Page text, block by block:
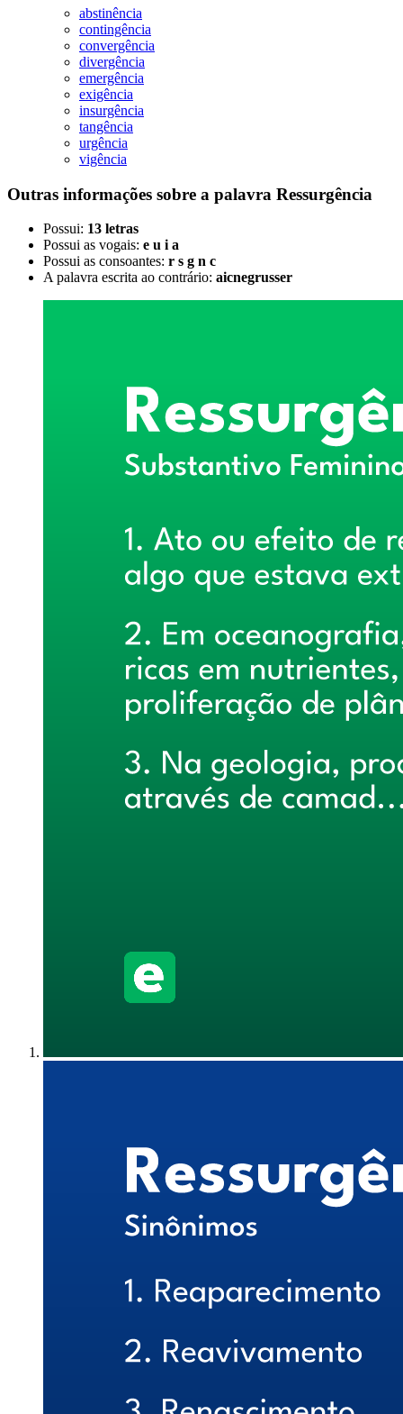
abstinência
contingência
convergência
divergência
emergência
exigência
insurgência
tangência
urgência
vigência
Outras informações sobre a palavra Ressurgência
Possui: 13 letras
Possui as vogais: e u i a
Possui as consoantes: r s g n c
A palavra escrita ao contrário: aicnegrusser